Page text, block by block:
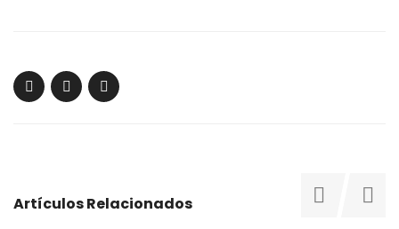
Artículos Relacionados